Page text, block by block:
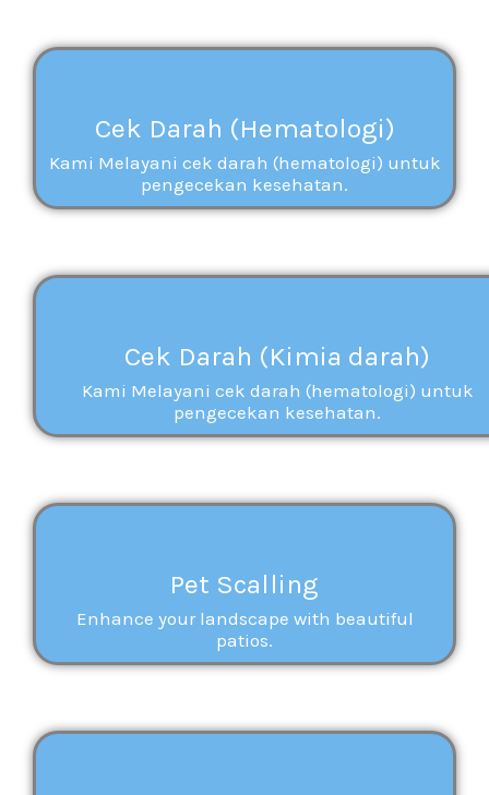
Cek Darah (Hematologi)
Kami Melayani cek darah (hematologi) untuk
pengecekan kesehatan.
Cek Darah (Kimia darah)
Kami Melayani cek darah (hematologi) untuk
pengecekan kesehatan.
Pet Scalling
Enhance your landscape with beautiful
patios.